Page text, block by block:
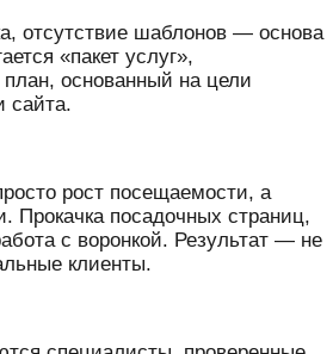
отсутствие шаблонов — основа
«пакет услуг»,
основанный на цели
сайта.
рост посещаемости, а
Прокачка посадочных страниц,
с воронкой. Результат — не
клиенты.